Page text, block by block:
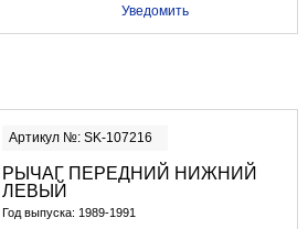
Уведомить
Артикул №: SK-107216
РЫЧАГ ПЕРЕДНИЙ НИЖНИЙ
ЛЕВЫЙ
Год выпуска: 1989-1991